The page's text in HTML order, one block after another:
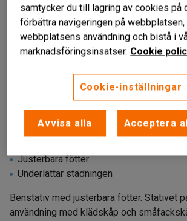
Justerbara fötter
Underlättar städningen
Benstativ med justerbara fötter. Stativet
användning med klädskåp och
samtycker du till lagring av cookies på
förbättra navigeringen på webbplatsen,
webbplatsens användning och bistå i
marknadsföringsinsatser. Cookie
Cookie-inställningar
Avvisa alla Acceptera